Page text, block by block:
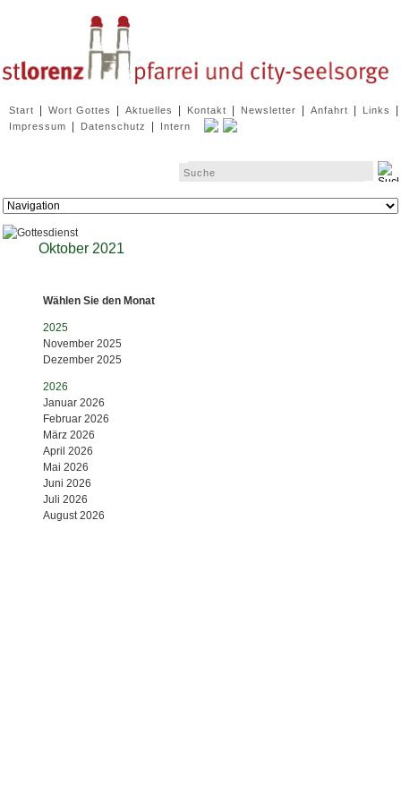
überspringen
Start Wort Gottes Aktuelles Kontakt Newsletter Anfahrt Links
Impressum Datenschutz Intern
Zielseite
Oktober 2021
Wählen Sie den Monat
2025
November 2025
Dezember 2025
2026
Januar 2026
Februar 2026
März 2026
April 2026
Mai 2026
Juni 2026
Juli 2026
August 2026